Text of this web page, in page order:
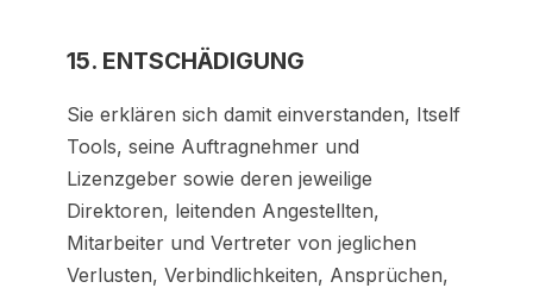
15. ENTSCHÄDIGUNG
Sie erklären sich damit einverstanden, Itself
Tools, seine Auftragnehmer und
Lizenzgeber sowie deren jeweilige
Direktoren, leitenden Angestellten,
Mitarbeiter und Vertreter von jeglichen
Verlusten, Verbindlichkeiten, Ansprüchen,